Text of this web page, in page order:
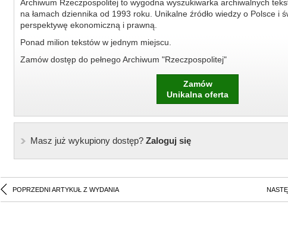
Archiwum Rzeczpospolitej to wygodna wyszukiwarka archiwalnych
na łamach dziennika od 1993 roku. Unikalne źródło wiedzy o Polsce i
perspektywę ekonomiczną i prawną.
Ponad milion tekstów w jednym miejscu.
Zamów dostęp do pełnego Archiwum "Rzeczpospolitej"
Zamów
Unikalna oferta
Masz już wykupiony dostęp?Zaloguj się
POPRZEDNI ARTYKUŁ Z WYDANIA